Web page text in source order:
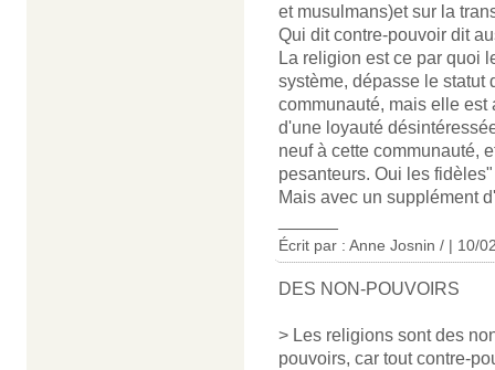
et musulmans)et sur la
Qui dit contre-pouvoir dit
La religion est ce par quoi
système, dépasse le
communauté, mais elle
d'une loyauté
neuf à cette communauté,
pesanteurs. Oui les
Mais avec un supplément
Écrit par : Anne Josnin / | 10/
DES NON-POUVOIRS
> Les religions sont des
pouvoirs, car tout contre-